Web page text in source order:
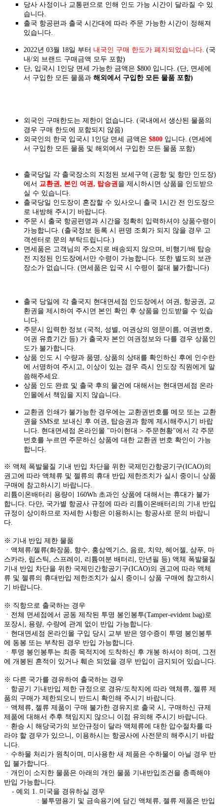
당사 사정이나 교통편으로 인해 인도 가능 시간이 달라질 수 있
습니다.
출국 항공편과 출국 시간대에 따라 주문 가능한 시간이 정해져
있습니다.
2022년 03월 18일 부터 내국인 구매 한도가 폐지되었습니다. (국
내/외 브랜드 구매금액 모두 포함)
단, 입국시 1인당 면세 가능한 금액은 $800 입니다. (단, 면세에
서 구입한 모든 물품과 해외에서 구입한 모든 물품 포함)
외국인 구매한도는 제한이 없습니다. (국내에서 생산된 물품의
경우 구매 한도에 포함되지 않음)
외국인의 한국 입국시 1인당 면세 금액은 $800 입니다. (면세에
서 구입한 모든 물품 및 해외에서 구입한 모든 물품 포함)
출국당일 각 출국장소의 지정된 보세구역 (공항 및 항만 인도장)
에서 교환권, 본인 여권, 탑승권을 제시하시면 상품을 인도받으
실 수 있습니다.
출국당일 인도장이 혼잡할 수 있사오니 출국 1시간 전 인도장으
로 내방해 주시기 바랍니다.
주문 시 출국 항공편명과 시간을 정확히 입력하셔야 상품수령이
가능합니다. (출국정보 등록 시 편명 조회가 되지 않을 경우 고
객센터로 문의 부탁드립니다.)
면세품은 고객님의 주소지로 배송되지 않으며, 비행기/배 탑승
전 지정된 인도장에서만 수령이 가능합니다. 또한 별도의 보관
장소가 없습니다. (면세품은 입국 시 수령이 절대 불가합니다)
출국 당일에 각 출국지 현대면세점 인도장에서 여권, 항공권, 교
환권을 제시하여 주시면 본인 확인 후 상품을 인도받을 수 있습
니다.
주문시 입력한 정보 (국적, 성별, 여권상의 영문이름, 여권번호,
여권 유효기간 등) 가 출국자 본인 여권정보와 다를 경우 상품인
도가 불가합니다.
상품 인도 시 수량과 품명, 상품의 상태를 확인하신 후에 인수란
에 서명하여 주시고, 이상이 있는 경우 즉시 인도장 직원에게 말
씀해주세요.
상품 인도 완료 및 출국 후의 물건에 대해서는 현대면세점 온라
인몰에서 책임을 지지 않습니다.
교환권 인쇄가 불가능한 경우에는 교환권번호를 메모 또는 교환
권을 SMS로 보내신 후 여권, 탑승권과 함께 제시해주시기 바랍
니다. 현대면세점 온라인몰 "마이현대 > 주문현황"에서 각 주문
번호를 누르면 주문하신 상품에 대한 교환권 번호 확인이 가능
합니다.
※ 액체 폭발물질 기내 반입 차단을 위한 국제민간항공기구(ICAO)의
권고에 따라 액체류 및 젤류의 휴대 반입 제한조치가 실시 중이니 상품
구매에 참고하시기 바랍니다.
리튬이온배터리 용량이 160Wh 초과인 상품에 대해서는 휴대가 불가
합니다. 다만, 국가별 항공사 규정에 따라 리튬이온배터리의 기내 반입
규정이 상이하므로 자세한 사항은 이용하시는 항공사로 문의 바랍니
다.
※ 기내 반입 제한 물품
ㆍ액체류/젤류(화장품, 향수, 홍삼엑기스, 음료, 치약, 헤어젤, 샴푸, 마
스카라, 립스틱, 스프레이, 리튬여분 배터리, 만년필 등) 액체 폭발물질
기내 반입 차단을 위한 국제민간항공기구(ICAO)의 권고에 따라 액체
류 및 젤류의 휴대반입 제한조치가 실시 중이니 상품 구매에 참고하시
기 바랍니다.
※ 직항으로 출국하는 경우
ㆍ전체 면세점에서 공동 제작된 투명 봉인봉투(Tamper-evident bag)로
포장시, 용량, 수량에 관계 없이 반입 가능합니다.
ㆍ현대면세점 온라인몰 구입 당시 교부 받은 영수증이 투명 봉인봉투
에 동봉 또는 부착된 경우 반입 가능합니다.
ㆍ투명 봉인봉투는 최종 목적지에 도착하신 후 개봉 하셔야 하며, 그전
에 개봉된 흔적이 있거나 훼손 되었을 경우 반입이 금지되어 있습니다.
※ 다른 국가를 경유하여 출국하는 경우
ㆍ항공기 기내반입 제한 규정으로 경유/도착지에 따라 액체류, 젤류 제
품의 구매가 제한되오니 반드시 확인해 주시기 바랍니다.
ㆍ액체류, 젤류 제품이 구매 불가한 경유지로 출국 시, 구매하신 규제
제품에 대해서 추후 책임지지 않으니 이점 유의해 주시기 바랍니다.
ㆍ환승 시 해당국가의 보안규정이 달라 액체류에 대한 압수절차를 따
라야 할 경우가 있으니, 이용하시는 항공사에 사전문의 해주시기 바랍
니다.
ㆍ수하물 처리가 원칙이며, 미사용한 새 제품은 수하물이 아닐 경우 반
입 불가합니다.
ㆍ개인이 소지한 물품은 아래의 개인 물품 기내반입조건을 충족해야
반입 가능합니다.
- 예외 1. 미국을 경유하실 경우
: 불투명용기 및 금속용기에 담긴 액체류, 젤류 제품은 반입